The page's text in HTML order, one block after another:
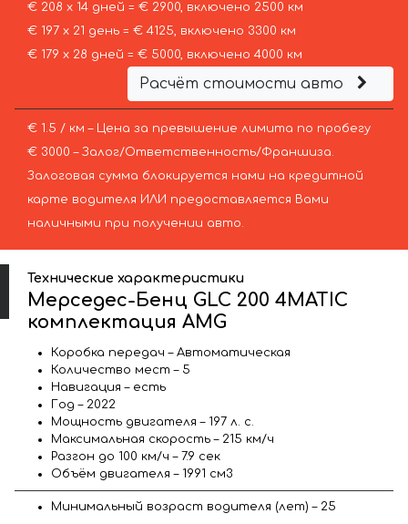
€ 208 х 14 дней = € 2900, включено 2500 км
€ 197 х 21 день = € 4125, включено 3300 км
€ 179 х 28 дней = € 5000, включено 4000 км
Расчёт стоимости авто
€ 1.5 / км – Цена за превышение лимита по пробегу
€ 3000 – Залог/Ответственность/Франшиза.
Залоговая сумма блокируется нами на кредитной
карте водителя ИЛИ предоставляется Вами
наличными при получении авто.
Технические характеристики
Мерседес-Бенц GLC 200 4MATIC
комплектация AMG
Коробка передач – Автоматическая
Количество мест – 5
Навигация – есть
Год – 2022
Мощность двигателя – 197 л. с.
Максимальная скорость – 215 км/ч
Разгон до 100 км/ч – 7.9 сек
Объём двигателя – 1991 см3
Минимальный возраст водителя (лет) – 25